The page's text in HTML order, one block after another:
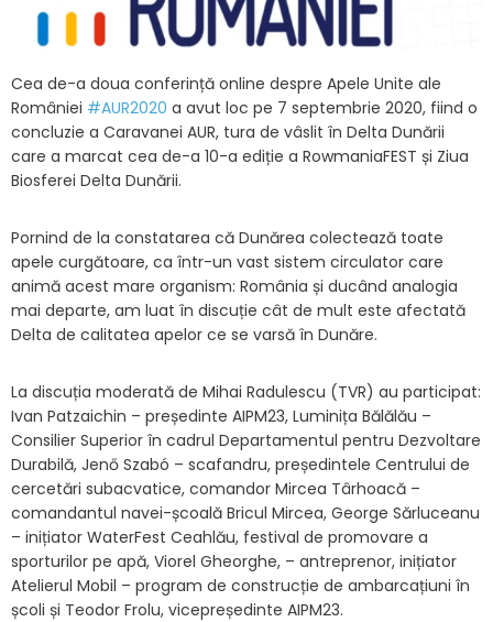
Cea de-a doua conferință online despre Apele Unite ale
României #AUR2020 a avut loc pe 7 septembrie 2020, fiind o
concluzie a Caravanei AUR, tura de vâslit în Delta Dunării
care a marcat cea de-a 10-a ediție a RowmaniaFEST și Ziua
Biosferei Delta Dunării.
Pornind de la constatarea că Dunărea colectează toate
apele curgătoare, ca într-un vast sistem circulator care
animă acest mare organism: România și ducând analogia
mai departe, am luat în discuție cât de mult este afectată
Delta de calitatea apelor ce se varsă în Dunăre.
La discuția moderată de Mihai Radulescu (TVR) au participat:
Ivan Patzaichin – președinte AIPM23, Luminița Bălălău –
Consilier Superior în cadrul Departamentul pentru Dezvoltare
Durabilă, Jenő Szabó – scafandru, președintele Centrului de
cercetări subacvatice, comandor Mircea Târhoacă –
comandantul navei-școală Bricul Mircea, George Sărluceanu
– inițiator WaterFest Ceahlău, festival de promovare a
sporturilor pe apă, Viorel Gheorghe, – antreprenor, inițiator
Atelierul Mobil – program de construcție de ambarcațiuni în
școli și Teodor Frolu, vicepreședinte AIPM23.